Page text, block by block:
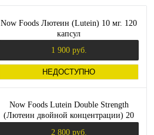
Now Foods Лютеин (Lutein) 10 мг. 120
капсул
1 900 руб.
НЕДОСТУПНО
Now Foods Lutein Double Strength
(Лютеин двойной концентрации) 20
2 800 руб.